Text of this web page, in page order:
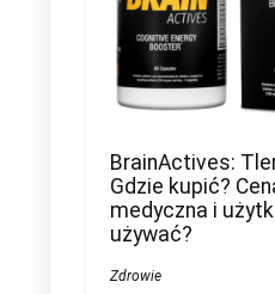
BrainActives:
Gdzie kupić?
medyczna i
używać?
Zdrowie